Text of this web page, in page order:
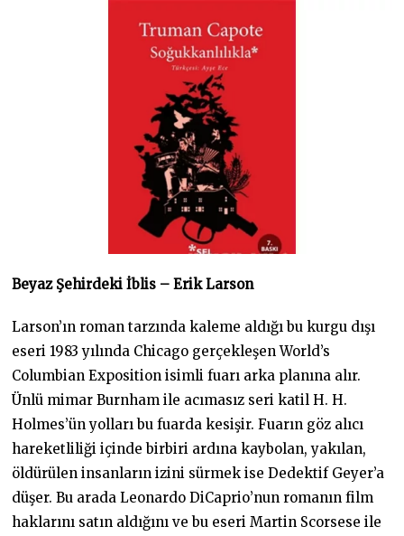
Beyaz Şehirdeki İblis – Erik Larson
Larson’ın roman tarzında kaleme aldığı bu kurgu dışı
eseri 1983 yılında Chicago gerçekleşen World’s
Columbian Exposition isimli fuarı arka planına alır.
Ünlü mimar Burnham ile acımasız seri katil H. H.
Holmes’ün yolları bu fuarda kesişir. Fuarın göz alıcı
hareketliliği içinde birbiri ardına kaybolan, yakılan,
öldürülen insanların izini sürmek ise Dedektif Geyer’a
düşer. Bu arada Leonardo DiCaprio’nun romanın film
haklarını satın aldığını ve bu eseri Martin Scorsese ile